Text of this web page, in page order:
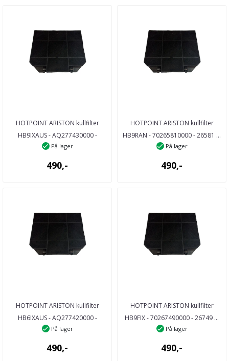
HOTPOINT ARISTON kullfilter
HB9IXAUS - AQ277430000 -
27743 ...
På lager
490,-
HOTPOINT ARISTON kullfilter
HB9RAN - 70265810000 - 26581 ...
På lager
490,-
HOTPOINT ARISTON kullfilter
HB6IXAUS - AQ277420000 -
27742 ...
På lager
490,-
HOTPOINT ARISTON kullfilter
HB9FIX - 70267490000 - 26749 ...
På lager
490,-